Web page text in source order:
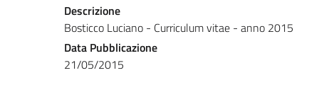
Descrizione
Bosticco Luciano - Curriculum vitae - anno 2015
Data Pubblicazione
21/05/2015